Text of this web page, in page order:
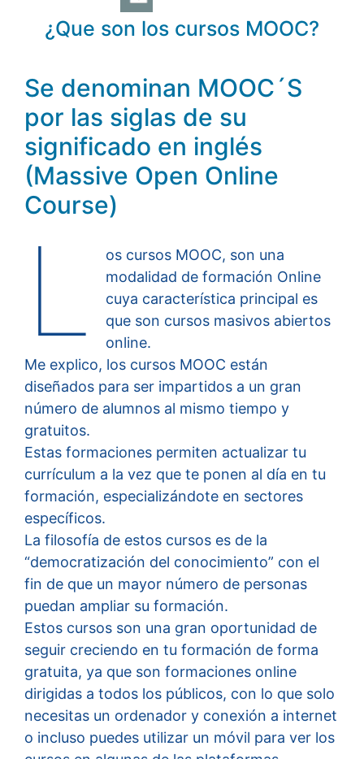
¿Que son los cursos MOOC?
Se denominan MOOC´S
por las siglas de su
significado en inglés
(Massive Open Online
Course)
L
os cursos MOOC, son una
modalidad de formación Online
cuya característica principal es
que son cursos masivos abiertos
online.
Me explico, los cursos MOOC están
diseñados para ser impartidos a un gran
número de alumnos al mismo tiempo y
gratuitos.
Estas formaciones permiten actualizar tu
currículum a la vez que te ponen al día en tu
formación, especializándote en sectores
específicos.
La filosofía de estos cursos es de la
“democratización del conocimiento” con el
fin de que un mayor número de personas
puedan ampliar su formación.
Estos cursos son una gran oportunidad de
seguir creciendo en tu formación de forma
gratuita, ya que son formaciones online
dirigidas a todos los públicos, con lo que solo
necesitas un ordenador y conexión a internet
o incluso puedes utilizar un móvil para ver los